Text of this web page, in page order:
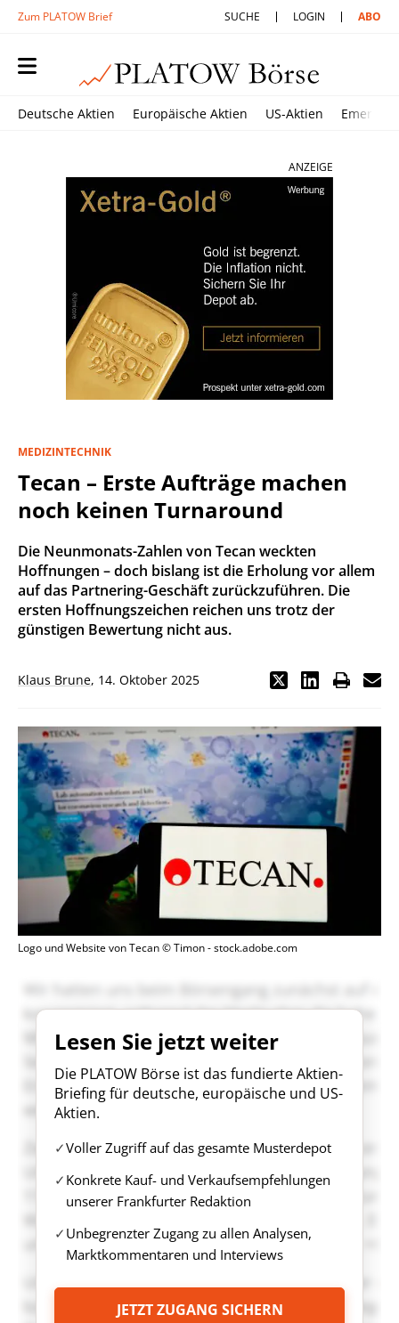
Zum PLATOW Brief SUCHE LOGIN ABO
Deutsche Aktien Europäische Aktien US-Aktien
ANZEIGE
MEDIZINTECHNIK
Tecan – Erste Aufträge machen
noch keinen Turnaround
Die Neunmonats-Zahlen von Tecan weckten
Hoffnungen – doch bislang ist die Erholung vor allem
auf das Partnering-Geschäft zurückzuführen. Die
ersten Hoffnungszeichen reichen uns trotz der
günstigen Bewertung nicht aus.
Klaus Brune, 14. Oktober 2025
Logo und Website von Tecan © Timon - stock.adobe.com
Lesen Sie jetzt weiter
Die PLATOW Börse ist das fundierte Aktien-
Briefing für deutsche, europäische und US-
Aktien.
Voller Zugriff auf das gesamte Musterdepot
Konkrete Kauf- und Verkaufsempfehlungen
unserer Frankfurter Redaktion
Unbegrenzter Zugang zu allen Analysen,
Marktkommentaren und Interviews
JETZT ZUGANG SICHERN